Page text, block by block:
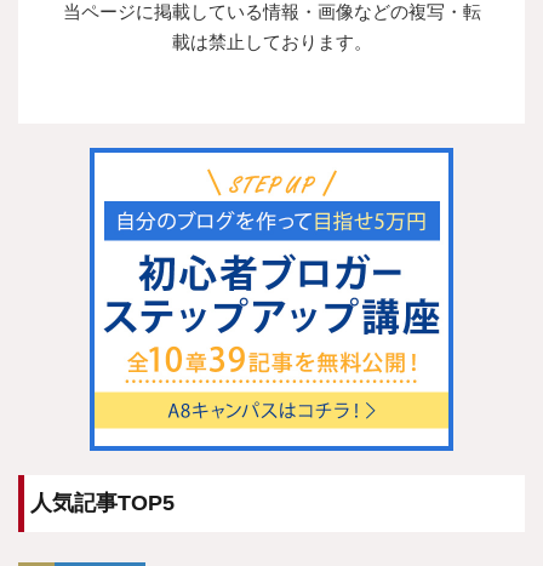
当ページに掲載している情報・画像などの複写・転
載は禁止しております。
人気記事TOP5